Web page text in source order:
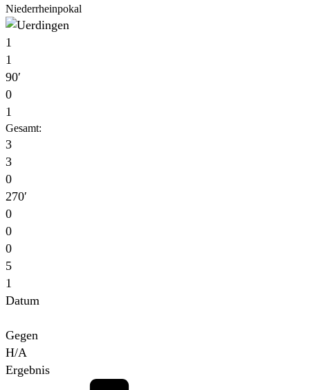
Niederrheinpokal
1
1
90′
0
1
Gesamt:
3
3
0
270′
0
0
0
5
1
Datum
Gegen
H/A
Ergebnis